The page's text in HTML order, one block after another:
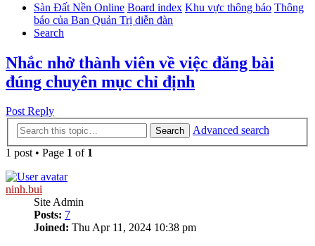
Sàn Đất Nền Online Board index Khu vực thông báo Thông
báo của Ban Quản Trị diễn đàn
Search
Nhắc nhở thành viên về việc đăng bài
đúng chuyên mục chỉ định
Post Reply
Search
Advanced search
1 post • Page 1 of 1
ninh.bui
Site Admin
Posts: 7
Joined: Thu Apr 11, 2024 10:38 pm